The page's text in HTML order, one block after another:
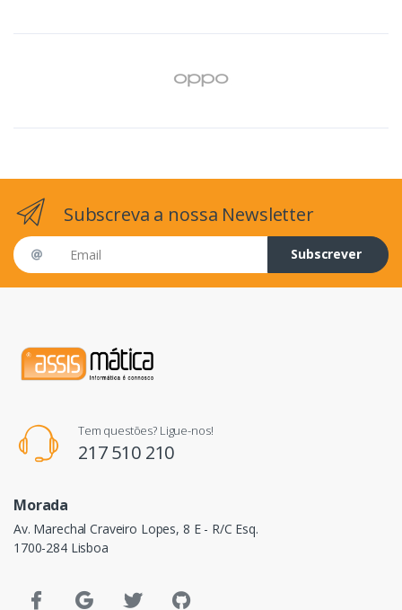
Subscreva a nossa Newsletter
Email address
Subscrever
Tem questões? Ligue-nos!
217 510 210
Morada
Av. Marechal Craveiro Lopes, 8 E - R/C Esq.
1700-284 Lisboa